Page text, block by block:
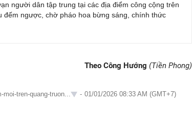
người dân tập trung tại các địa điểm công cộng trên
đếm ngược, chờ pháo hoa bừng sáng, chính thức
Theo Công Hướng (Tiền Phong)
moi-tren-quang-truon... - 01/01/2026 08:33 AM (GMT+7)